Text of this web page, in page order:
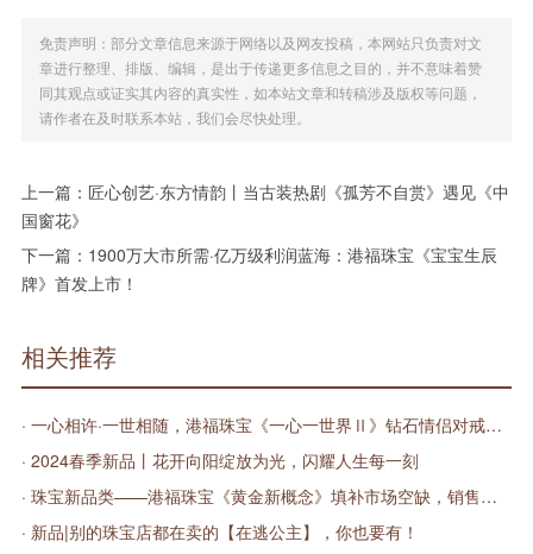
免责声明：部分文章信息来源于网络以及网友投稿，本网站只负责对文
章进行整理、排版、编辑，是出于传递更多信息之目的，并不意味着赞
同其观点或证实其内容的真实性，如本站文章和转稿涉及版权等问题，
请作者在及时联系本站，我们会尽快处理。
上一篇： 匠心创艺·东方情韵丨当古装热剧《孤芳不自赏》遇见《中
国窗花》
下一篇： 1900万大市所需·亿万级利润蓝海：港福珠宝《宝宝生辰
牌》首发上市！
相关推荐
· 一心相许·一世相随，港福珠宝《一心一世界Ⅱ》钻石情侣对戒承诺永恒之爱
· 2024春季新品丨花开向阳绽放为光，闪耀人生每一刻
· 珠宝新品类——港福珠宝《黄金新概念》填补市场空缺，销售火爆！
· 新品|别的珠宝店都在卖的【在逃公主】，你也要有！